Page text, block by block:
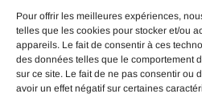
Pour offrir les meilleures expériences,
telles que les cookies pour stocker et/ou
appareils. Le fait de consentir à ces
des données telles que le comportement
sur ce site. Le fait de ne pas consentir ou
avoir un effet négatif sur certaines
o
k
a
g
r
a
e
d
i
n
u
b
e
b
o
o
k